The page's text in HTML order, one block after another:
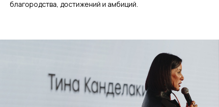
благородства, достижений и амбиций.